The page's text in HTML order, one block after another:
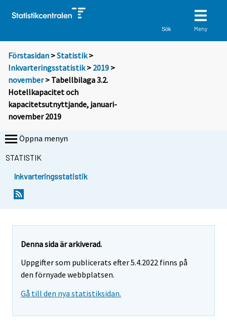
Sök Meny
Förstasidan >Statistik >
Inkvarteringsstatistik> 2019 >
november> Tabellbilaga 3.2.
Hotellkapacitet och
kapacitetsutnyttjande, januari-
november 2019
Öppna menyn
STATISTIK
Inkvarteringsstatistik
Denna sida är arkiverad.
Uppgifter som publicerats efter 5.4.2022 finns på
den förnyade webbplatsen.
Gå till den nya statistiksidan.